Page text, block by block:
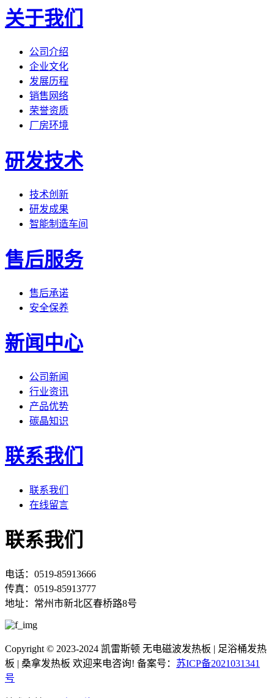
关于我们
公司介绍
企业文化
发展历程
销售网络
荣誉资质
厂房环境
研发技术
技术创新
研发成果
智能制造车间
售后服务
售后承诺
安全保养
新闻中心
公司新闻
行业资讯
产品优势
碳晶知识
联系我们
联系我们
在线留言
联系我们
电话：0519-85913666
传真：0519-85913777
地址：常州市新北区春桥路8号
Copyright © 2023-2024 凯雷斯顿 无电磁波发热板 | 足浴桶发热
板 | 桑拿发热板 欢迎来电咨询! 备案号： 苏ICP备2021031341
号